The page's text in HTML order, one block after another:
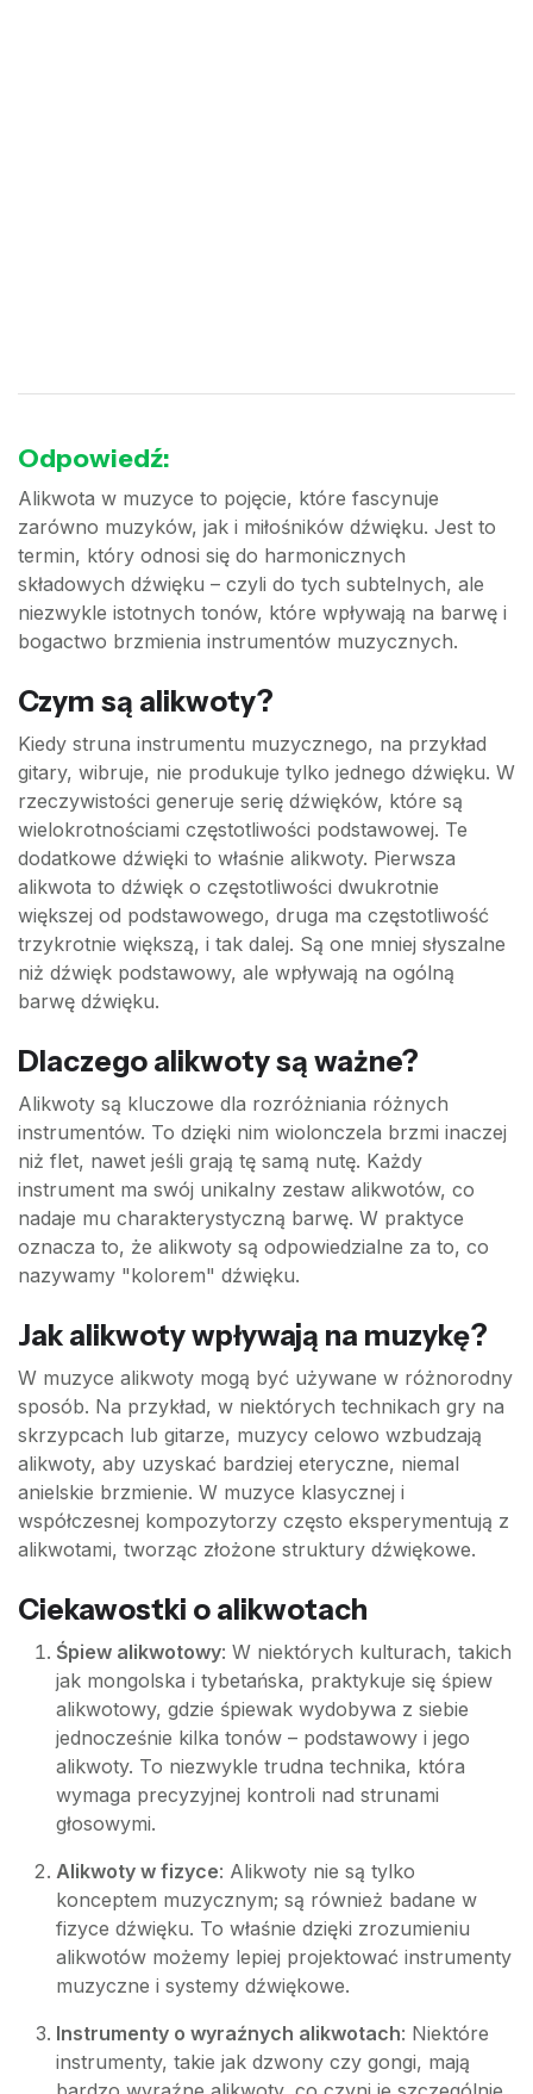
Odpowiedź:
Alikwota w muzyce to pojęcie, które fascynuje
zarówno muzyków, jak i miłośników dźwięku. Jest to
termin, który odnosi się do harmonicznych
składowych dźwięku – czyli do tych subtelnych, ale
niezwykle istotnych tonów, które wpływają na barwę i
bogactwo brzmienia instrumentów muzycznych.
Czym są alikwoty?
Kiedy struna instrumentu muzycznego, na przykład
gitary, wibruje, nie produkuje tylko jednego dźwięku. W
rzeczywistości generuje serię dźwięków, które są
wielokrotnościami częstotliwości podstawowej. Te
dodatkowe dźwięki to właśnie alikwoty. Pierwsza
alikwota to dźwięk o częstotliwości dwukrotnie
większej od podstawowego, druga ma częstotliwość
trzykrotnie większą, i tak dalej. Są one mniej słyszalne
niż dźwięk podstawowy, ale wpływają na ogólną
barwę dźwięku.
Dlaczego alikwoty są ważne?
Alikwoty są kluczowe dla rozróżniania różnych
instrumentów. To dzięki nim wiolonczela brzmi inaczej
niż flet, nawet jeśli grają tę samą nutę. Każdy
instrument ma swój unikalny zestaw alikwotów, co
nadaje mu charakterystyczną barwę. W praktyce
oznacza to, że alikwoty są odpowiedzialne za to, co
nazywamy "kolorem" dźwięku.
Jak alikwoty wpływają na muzykę?
W muzyce alikwoty mogą być używane w różnorodny
sposób. Na przykład, w niektórych technikach gry na
skrzypcach lub gitarze, muzycy celowo wzbudzają
alikwoty, aby uzyskać bardziej eteryczne, niemal
anielskie brzmienie. W muzyce klasycznej i
współczesnej kompozytorzy często eksperymentują z
alikwotami, tworząc złożone struktury dźwiękowe.
Ciekawostki o alikwotach
Śpiew alikwotowy: W niektórych kulturach, takich
jak mongolska i tybetańska, praktykuje się śpiew
alikwotowy, gdzie śpiewak wydobywa z siebie
jednocześnie kilka tonów – podstawowy i jego
alikwoty. To niezwykle trudna technika, która
wymaga precyzyjnej kontroli nad strunami
głosowymi.
Alikwoty w fizyce: Alikwoty nie są tylko
konceptem muzycznym; są również badane w
fizyce dźwięku. To właśnie dzięki zrozumieniu
alikwotów możemy lepiej projektować instrumenty
muzyczne i systemy dźwiękowe.
Instrumenty o wyraźnych alikwotach: Niektóre
instrumenty, takie jak dzwony czy gongi, mają